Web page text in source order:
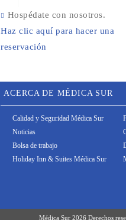
Hospédate con nosotros.
Haz clic aquí para hacer una
reservación
ACERCA DE MÉDICA SUR
Calidad y Seguridad Médica Sur
Noticias
Bolsa de trabajo
Holiday Inn & Suites Médica Sur
Médica Sur 2026 Derechos